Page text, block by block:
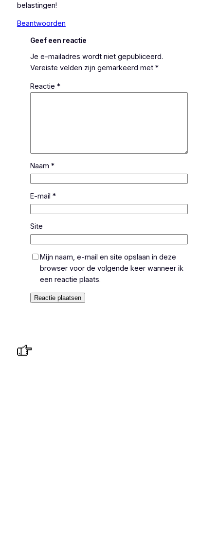
belastingen!
Beantwoorden
Geef een reactie
Je e-mailadres wordt niet gepubliceerd.
Vereiste velden zijn gemarkeerd met *
Reactie *
Naam *
E-mail *
Site
Mijn naam, e-mail en site opslaan in deze
browser voor de volgende keer wanneer ik
een reactie plaats.